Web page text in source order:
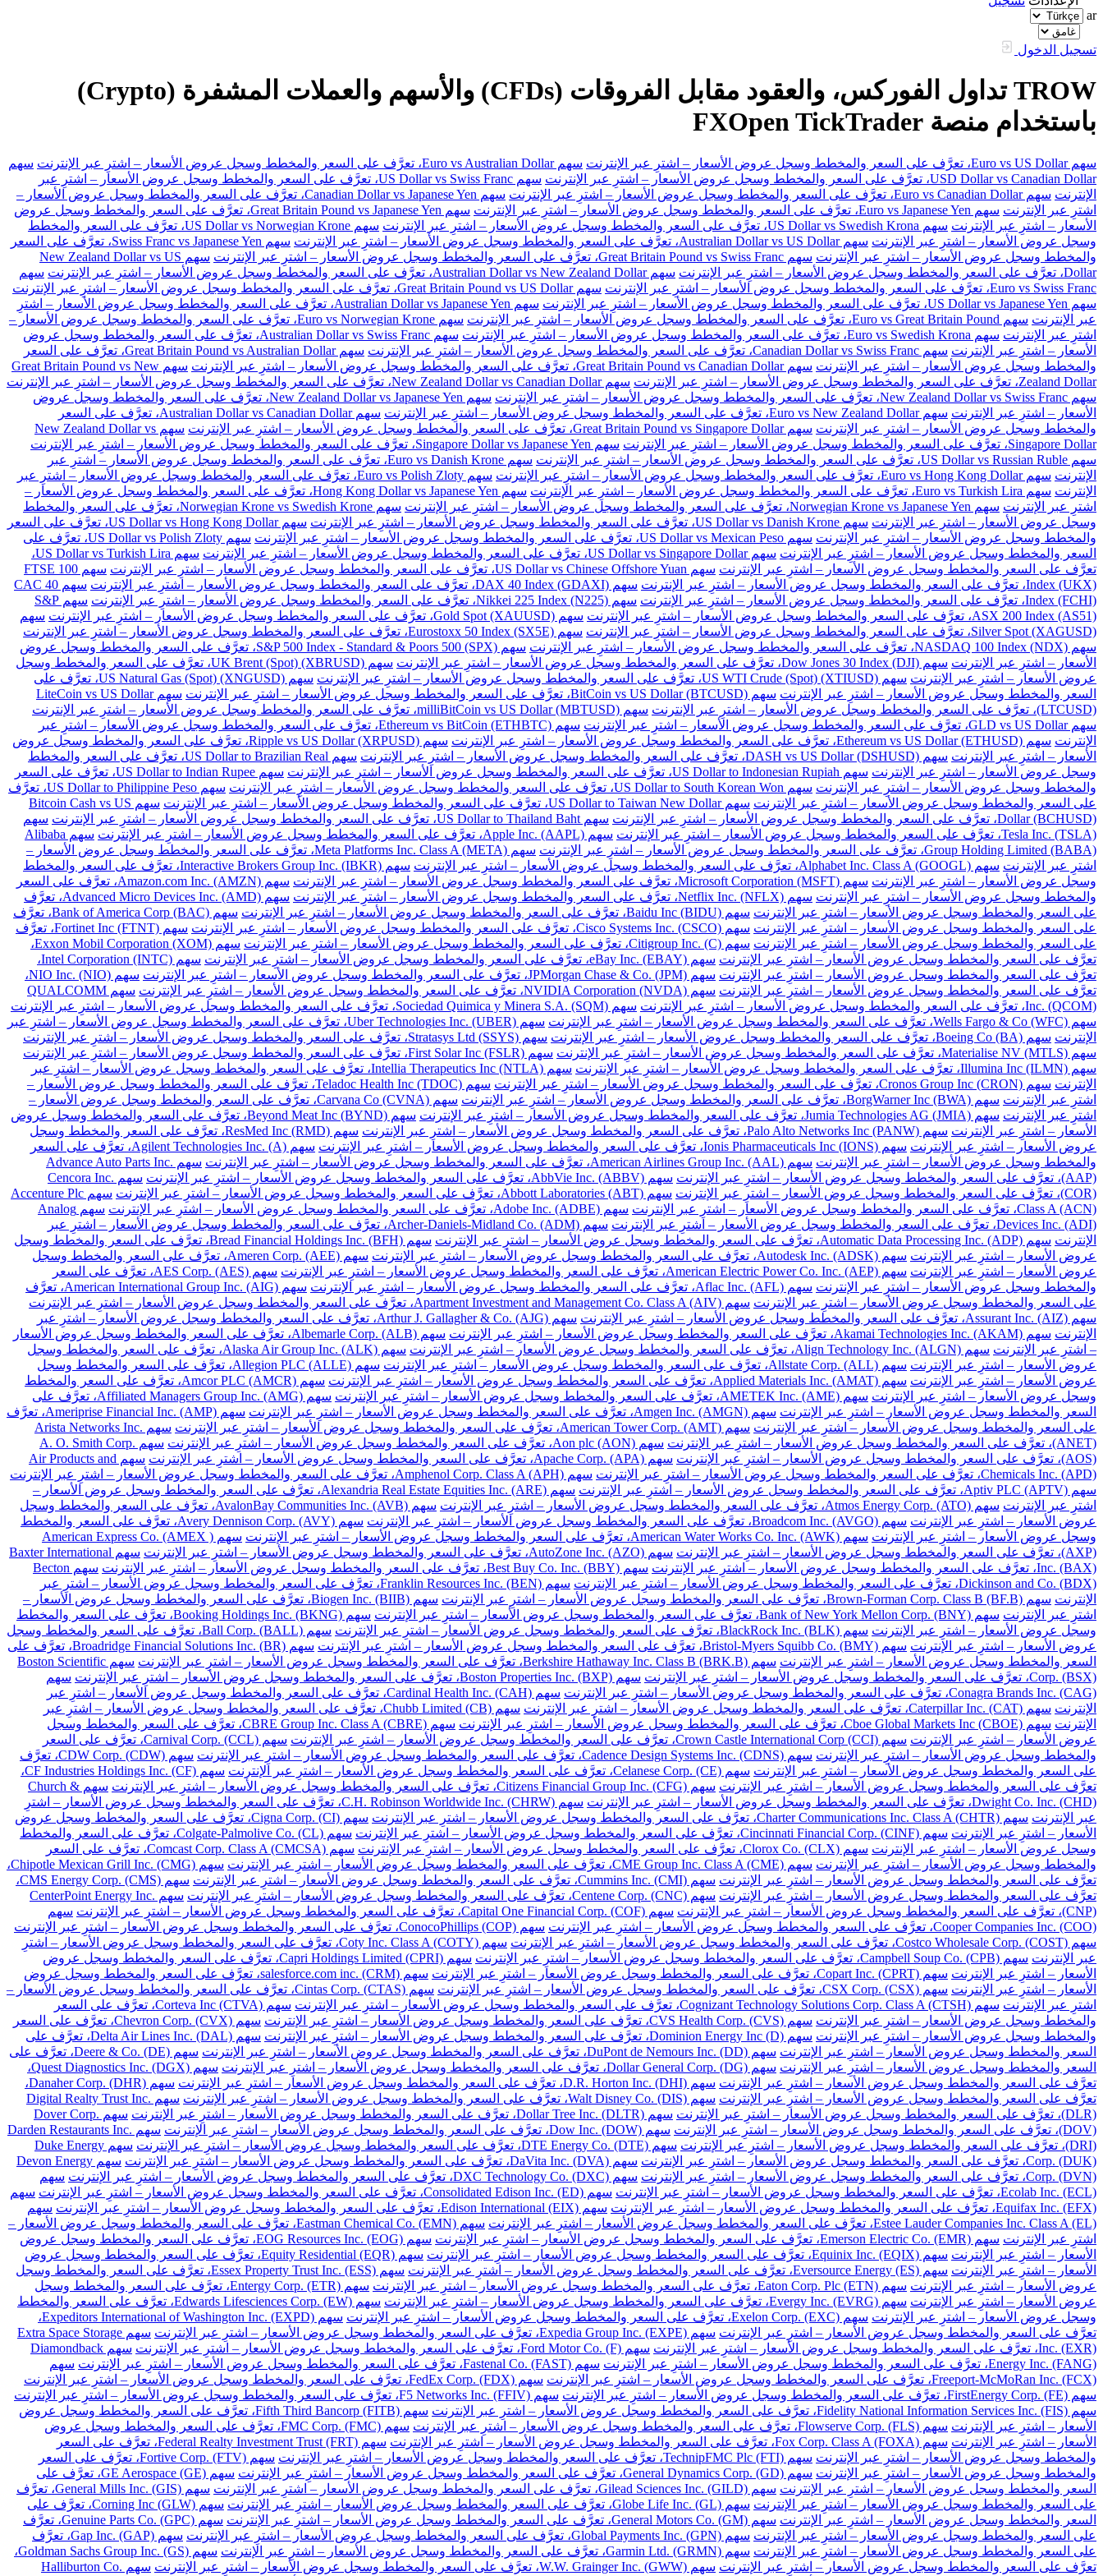
ar
تسجيل الدخول
TROW تداول الفوركس، والعقود مقابل الفروقات (CFDs) والأسهم والعملات المشفرة (Crypto)
باستخدام منصة FXOpen TickTrader
سهم Euro vs US Dollar، تعرَّف على السعر والمخطط وسجل عروض الأسعار – اشترِ عبر الإنترنت سهم Euro vs Australian Dollar، تعرَّف على السعر والمخطط وسجل عروض الأسعار – اشترِ عبر الإنترنت
سهم
USD Dollar vs Canadian Dollar، تعرَّف على السعر والمخطط وسجل عروض الأسعار – اشترِ عبر الإنترنت
سهم US Dollar vs Swiss Franc، تعرَّف على السعر والمخطط وسجل عروض الأسعار – اشترِ عبر
الإنترنت سهم Euro vs Canadian Dollar، تعرَّف على السعر والمخطط وسجل عروض الأسعار – اشترِ عبر الإنترنت
سهم Canadian Dollar vs Japanese Yen، تعرَّف على السعر والمخطط وسجل عروض الأسعار –
اشترِ عبر الإنترنت سهم Euro vs Japanese Yen، تعرَّف على السعر والمخطط وسجل عروض الأسعار – اشترِ عبر الإنترنت
سهم Great Britain Pound vs Japanese Yen، تعرَّف على السعر والمخطط وسجل عروض
الأسعار – اشترِ عبر الإنترنت سهم US Dollar vs Swedish Krona، تعرَّف على السعر والمخطط وسجل عروض الأسعار – اشترِ عبر الإنترنت
سهم US Dollar vs Norwegian Krone، تعرَّف على السعر والمخطط
وسجل عروض الأسعار – اشترِ عبر الإنترنت سهم Australian Dollar vs US Dollar، تعرَّف على السعر والمخطط وسجل عروض الأسعار – اشترِ عبر الإنترنت
سهم Swiss Franc vs Japanese Yen، تعرَّف على السعر
والمخطط وسجل عروض الأسعار – اشترِ عبر الإنترنت سهم Great Britain Pound vs Swiss Franc، تعرَّف على السعر والمخطط وسجل عروض الأسعار – اشترِ عبر الإنترنت
سهم New Zealand Dollar vs US
Dollar، تعرَّف على السعر والمخطط وسجل عروض الأسعار – اشترِ عبر الإنترنت
سهم Australian Dollar vs New Zealand Dollar، تعرَّف على السعر والمخطط وسجل عروض الأسعار – اشترِ عبر الإنترنت
سهم
Euro vs Swiss Franc، تعرَّف على السعر والمخطط وسجل عروض الأسعار – اشترِ عبر الإنترنت
سهم Great Britain Pound vs US Dollar، تعرَّف على السعر والمخطط وسجل عروض الأسعار – اشترِ عبر الإنترنت
سهم US Dollar vs Japanese Yen، تعرَّف على السعر والمخطط وسجل عروض الأسعار – اشترِ عبر الإنترنت
سهم Australian Dollar vs Japanese Yen، تعرَّف على السعر والمخطط وسجل عروض الأسعار – اشترِ
عبر الإنترنت سهم Euro vs Great Britain Pound، تعرَّف على السعر والمخطط وسجل عروض الأسعار – اشترِ عبر الإنترنت
سهم Euro vs Norwegian Krone، تعرَّف على السعر والمخطط وسجل عروض الأسعار –
اشترِ عبر الإنترنت سهم Euro vs Swedish Krona، تعرَّف على السعر والمخطط وسجل عروض الأسعار – اشترِ عبر الإنترنت
سهم Australian Dollar vs Swiss Franc، تعرَّف على السعر والمخطط وسجل عروض
الأسعار – اشترِ عبر الإنترنت سهم Canadian Dollar vs Swiss Franc، تعرَّف على السعر والمخطط وسجل عروض الأسعار – اشترِ عبر الإنترنت
سهم Great Britain Pound vs Australian Dollar، تعرَّف على السعر
والمخطط وسجل عروض الأسعار – اشترِ عبر الإنترنت سهم Great Britain Pound vs Canadian Dollar، تعرَّف على السعر والمخطط وسجل عروض الأسعار – اشترِ عبر الإنترنت
سهم Great Britain Pound vs New
Zealand Dollar، تعرَّف على السعر والمخطط وسجل عروض الأسعار – اشترِ عبر الإنترنت
سهم New Zealand Dollar vs Canadian Dollar، تعرَّف على السعر والمخطط وسجل عروض الأسعار – اشترِ عبر الإنترنت
سهم New Zealand Dollar vs Swiss Franc، تعرَّف على السعر والمخطط وسجل عروض الأسعار – اشترِ عبر الإنترنت
سهم New Zealand Dollar vs Japanese Yen، تعرَّف على السعر والمخطط وسجل عروض
الأسعار – اشترِ عبر الإنترنت سهم Euro vs New Zealand Dollar، تعرَّف على السعر والمخطط وسجل عروض الأسعار – اشترِ عبر الإنترنت
سهم Australian Dollar vs Canadian Dollar، تعرَّف على السعر
والمخطط وسجل عروض الأسعار – اشترِ عبر الإنترنت سهم Great Britain Pound vs Singapore Dollar، تعرَّف على السعر والمخطط وسجل عروض الأسعار – اشترِ عبر الإنترنت
سهم New Zealand Dollar vs
Singapore Dollar، تعرَّف على السعر والمخطط وسجل عروض الأسعار – اشترِ عبر الإنترنت
سهم Singapore Dollar vs Japanese Yen، تعرَّف على السعر والمخطط وسجل عروض الأسعار – اشترِ عبر الإنترنت
سهم US Dollar vs Russian Ruble، تعرَّف على السعر والمخطط وسجل عروض الأسعار – اشترِ عبر الإنترنت
سهم Euro vs Danish Krone، تعرَّف على السعر والمخطط وسجل عروض الأسعار – اشترِ عبر
الإنترنت سهم Euro vs Hong Kong Dollar، تعرَّف على السعر والمخطط وسجل عروض الأسعار – اشترِ عبر الإنترنت
سهم Euro vs Polish Zloty، تعرَّف على السعر والمخطط وسجل عروض الأسعار – اشترِ عبر
الإنترنت سهم Euro vs Turkish Lira، تعرَّف على السعر والمخطط وسجل عروض الأسعار – اشترِ عبر الإنترنت
سهم Hong Kong Dollar vs Japanese Yen، تعرَّف على السعر والمخطط وسجل عروض الأسعار –
اشترِ عبر الإنترنت سهم Norwegian Krone vs Japanese Yen، تعرَّف على السعر والمخطط وسجل عروض الأسعار – اشترِ عبر الإنترنت
سهم Norwegian Krone vs Swedish Krone، تعرَّف على السعر والمخطط
وسجل عروض الأسعار – اشترِ عبر الإنترنت سهم US Dollar vs Danish Krone، تعرَّف على السعر والمخطط وسجل عروض الأسعار – اشترِ عبر الإنترنت
سهم US Dollar vs Hong Kong Dollar، تعرَّف على السعر
والمخطط وسجل عروض الأسعار – اشترِ عبر الإنترنت سهم US Dollar vs Mexican Peso، تعرَّف على السعر والمخطط وسجل عروض الأسعار – اشترِ عبر الإنترنت
سهم US Dollar vs Polish Zloty، تعرَّف على
السعر والمخطط وسجل عروض الأسعار – اشترِ عبر الإنترنت سهم US Dollar vs Singapore Dollar، تعرَّف على السعر والمخطط وسجل عروض الأسعار – اشترِ عبر الإنترنت
سهم US Dollar vs Turkish Lira،
تعرَّف على السعر والمخطط وسجل عروض الأسعار – اشترِ عبر الإنترنت سهم US Dollar vs Chinese Offshore Yuan، تعرَّف على السعر والمخطط وسجل عروض الأسعار – اشترِ عبر الإنترنت
سهم FTSE 100
Index (UKX)، تعرَّف على السعر والمخطط وسجل عروض الأسعار – اشترِ عبر الإنترنت
سهم DAX 40 Index (GDAXI)، تعرَّف على السعر والمخطط وسجل عروض الأسعار – اشترِ عبر الإنترنت
سهم CAC 40
Index (FCHI)، تعرَّف على السعر والمخطط وسجل عروض الأسعار – اشترِ عبر الإنترنت
سهم Nikkei 225 Index (N225)، تعرَّف على السعر والمخطط وسجل عروض الأسعار – اشترِ عبر الإنترنت
سهم S&P
ASX 200 Index (AS51)، تعرَّف على السعر والمخطط وسجل عروض الأسعار – اشترِ عبر الإنترنت
سهم Gold Spot (XAUUSD)، تعرَّف على السعر والمخطط وسجل عروض الأسعار – اشترِ عبر الإنترنت
سهم
Silver Spot (XAGUSD)، تعرَّف على السعر والمخطط وسجل عروض الأسعار – اشترِ عبر الإنترنت
سهم Eurostoxx 50 Index (SX5E)، تعرَّف على السعر والمخطط وسجل عروض الأسعار – اشترِ عبر الإنترنت
سهم NASDAQ 100 Index (NDX)، تعرَّف على السعر والمخطط وسجل عروض الأسعار – اشترِ عبر الإنترنت
سهم S&P 500 Index - Standard & Poors 500 (SPX)، تعرَّف على السعر والمخطط وسجل عروض
الأسعار – اشترِ عبر الإنترنت سهم Dow Jones 30 Index (DJI)، تعرَّف على السعر والمخطط وسجل عروض الأسعار – اشترِ عبر الإنترنت
سهم UK Brent (Spot) (XBRUSD)، تعرَّف على السعر والمخطط وسجل
عروض الأسعار – اشترِ عبر الإنترنت سهم US WTI Crude (Spot) (XTIUSD)، تعرَّف على السعر والمخطط وسجل عروض الأسعار – اشترِ عبر الإنترنت
سهم US Natural Gas (Spot) (XNGUSD)، تعرَّف على
السعر والمخطط وسجل عروض الأسعار – اشترِ عبر الإنترنت سهم BitCoin vs US Dollar (BTCUSD)، تعرَّف على السعر والمخطط وسجل عروض الأسعار – اشترِ عبر الإنترنت
سهم LiteCoin vs US Dollar
(LTCUSD)، تعرَّف على السعر والمخطط وسجل عروض الأسعار – اشترِ عبر الإنترنت
سهم milliBitCoin vs US Dollar (MBTUSD)، تعرَّف على السعر والمخطط وسجل عروض الأسعار – اشترِ عبر الإنترنت
سهم GLD vs US Dollar، تعرَّف على السعر والمخطط وسجل عروض الأسعار – اشترِ عبر الإنترنت
سهم Ethereum vs BitCoin (ETHBTC)، تعرَّف على السعر والمخطط وسجل عروض الأسعار – اشترِ عبر
الإنترنت سهم Ethereum vs US Dollar (ETHUSD)، تعرَّف على السعر والمخطط وسجل عروض الأسعار – اشترِ عبر الإنترنت
سهم Ripple vs US Dollar (XRPUSD)، تعرَّف على السعر والمخطط وسجل عروض
الأسعار – اشترِ عبر الإنترنت سهم DASH vs US Dollar (DSHUSD)، تعرَّف على السعر والمخطط وسجل عروض الأسعار – اشترِ عبر الإنترنت
سهم US Dollar to Brazilian Real، تعرَّف على السعر والمخطط
وسجل عروض الأسعار – اشترِ عبر الإنترنت سهم US Dollar to Indonesian Rupiah، تعرَّف على السعر والمخطط وسجل عروض الأسعار – اشترِ عبر الإنترنت
سهم US Dollar to Indian Rupee، تعرَّف على السعر
والمخطط وسجل عروض الأسعار – اشترِ عبر الإنترنت سهم US Dollar to South Korean Won، تعرَّف على السعر والمخطط وسجل عروض الأسعار – اشترِ عبر الإنترنت
سهم US Dollar to Philippine Peso، تعرَّف
على السعر والمخطط وسجل عروض الأسعار – اشترِ عبر الإنترنت سهم US Dollar to Taiwan New Dollar، تعرَّف على السعر والمخطط وسجل عروض الأسعار – اشترِ عبر الإنترنت
سهم Bitcoin Cash vs US
Dollar (BCHUSD)، تعرَّف على السعر والمخطط وسجل عروض الأسعار – اشترِ عبر الإنترنت
سهم US Dollar to Thailand Baht، تعرَّف على السعر والمخطط وسجل عروض الأسعار – اشترِ عبر الإنترنت
سهم
Tesla Inc. (TSLA)، تعرَّف على السعر والمخطط وسجل عروض الأسعار – اشترِ عبر الإنترنت
سهم Apple Inc. (AAPL)، تعرَّف على السعر والمخطط وسجل عروض الأسعار – اشترِ عبر الإنترنت
سهم Alibaba
Group Holding Limited (BABA)، تعرَّف على السعر والمخطط وسجل عروض الأسعار – اشترِ عبر الإنترنت
سهم Meta Platforms Inc. Class A (META)، تعرَّف على السعر والمخطط وسجل عروض الأسعار –
اشترِ عبر الإنترنت سهم Alphabet Inc. Class A (GOOGL)، تعرَّف على السعر والمخطط وسجل عروض الأسعار – اشترِ عبر الإنترنت
سهم Interactive Brokers Group Inc. (IBKR)، تعرَّف على السعر والمخطط
وسجل عروض الأسعار – اشترِ عبر الإنترنت سهم Microsoft Corporation (MSFT)، تعرَّف على السعر والمخطط وسجل عروض الأسعار – اشترِ عبر الإنترنت
سهم Amazon.com Inc. (AMZN)، تعرَّف على السعر
والمخطط وسجل عروض الأسعار – اشترِ عبر الإنترنت سهم Netflix Inc. (NFLX)، تعرَّف على السعر والمخطط وسجل عروض الأسعار – اشترِ عبر الإنترنت
سهم Advanced Micro Devices Inc. (AMD)، تعرَّف
على السعر والمخطط وسجل عروض الأسعار – اشترِ عبر الإنترنت سهم Baidu Inc (BIDU)، تعرَّف على السعر والمخطط وسجل عروض الأسعار – اشترِ عبر الإنترنت
سهم Bank of America Corp (BAC)، تعرَّف
على السعر والمخطط وسجل عروض الأسعار – اشترِ عبر الإنترنت سهم Cisco Systems Inc. (CSCO)، تعرَّف على السعر والمخطط وسجل عروض الأسعار – اشترِ عبر الإنترنت
سهم Fortinet Inc (FTNT)، تعرَّف
على السعر والمخطط وسجل عروض الأسعار – اشترِ عبر الإنترنت سهم Citigroup Inc. (C)، تعرَّف على السعر والمخطط وسجل عروض الأسعار – اشترِ عبر الإنترنت
سهم Exxon Mobil Corporation (XOM)،
تعرَّف على السعر والمخطط وسجل عروض الأسعار – اشترِ عبر الإنترنت سهم eBay Inc. (EBAY)، تعرَّف على السعر والمخطط وسجل عروض الأسعار – اشترِ عبر الإنترنت
سهم Intel Corporation (INTC)،
تعرَّف على السعر والمخطط وسجل عروض الأسعار – اشترِ عبر الإنترنت سهم JPMorgan Chase & Co. (JPM)، تعرَّف على السعر والمخطط وسجل عروض الأسعار – اشترِ عبر الإنترنت
سهم NIO Inc. (NIO)،
تعرَّف على السعر والمخطط وسجل عروض الأسعار – اشترِ عبر الإنترنت سهم NVIDIA Corporation (NVDA)، تعرَّف على السعر والمخطط وسجل عروض الأسعار – اشترِ عبر الإنترنت
سهم QUALCOMM
Inc. (QCOM)، تعرَّف على السعر والمخطط وسجل عروض الأسعار – اشترِ عبر الإنترنت
سهم Sociedad Quimica y Minera S.A. (SQM)، تعرَّف على السعر والمخطط وسجل عروض الأسعار – اشترِ عبر الإنترنت
سهم Wells Fargo & Co (WFC)، تعرَّف على السعر والمخطط وسجل عروض الأسعار – اشترِ عبر الإنترنت
سهم Uber Technologies Inc. (UBER)، تعرَّف على السعر والمخطط وسجل عروض الأسعار – اشترِ عبر
الإنترنت سهم Boeing Co (BA)، تعرَّف على السعر والمخطط وسجل عروض الأسعار – اشترِ عبر الإنترنت
سهم Stratasys Ltd (SSYS)، تعرَّف على السعر والمخطط وسجل عروض الأسعار – اشترِ عبر الإنترنت
سهم Materialise NV (MTLS)، تعرَّف على السعر والمخطط وسجل عروض الأسعار – اشترِ عبر الإنترنت
سهم First Solar Inc (FSLR)، تعرَّف على السعر والمخطط وسجل عروض الأسعار – اشترِ عبر الإنترنت
سهم Illumina Inc (ILMN)، تعرَّف على السعر والمخطط وسجل عروض الأسعار – اشترِ عبر الإنترنت
سهم Intellia Therapeutics Inc (NTLA)، تعرَّف على السعر والمخطط وسجل عروض الأسعار – اشترِ عبر
الإنترنت سهم Cronos Group Inc (CRON)، تعرَّف على السعر والمخطط وسجل عروض الأسعار – اشترِ عبر الإنترنت
سهم Teladoc Health Inc (TDOC)، تعرَّف على السعر والمخطط وسجل عروض الأسعار –
اشترِ عبر الإنترنت سهم BorgWarner Inc (BWA)، تعرَّف على السعر والمخطط وسجل عروض الأسعار – اشترِ عبر الإنترنت
سهم Carvana Co (CVNA)، تعرَّف على السعر والمخطط وسجل عروض الأسعار –
اشترِ عبر الإنترنت سهم Jumia Technologies AG (JMIA)، تعرَّف على السعر والمخطط وسجل عروض الأسعار – اشترِ عبر الإنترنت
سهم Beyond Meat Inc (BYND)، تعرَّف على السعر والمخطط وسجل عروض
الأسعار – اشترِ عبر الإنترنت سهم Palo Alto Networks Inc (PANW)، تعرَّف على السعر والمخطط وسجل عروض الأسعار – اشترِ عبر الإنترنت
سهم ResMed Inc (RMD)، تعرَّف على السعر والمخطط وسجل
عروض الأسعار – اشترِ عبر الإنترنت سهم Ionis Pharmaceuticals Inc (IONS)، تعرَّف على السعر والمخطط وسجل عروض الأسعار – اشترِ عبر الإنترنت
سهم Agilent Technologies Inc. (A)، تعرَّف على السعر
والمخطط وسجل عروض الأسعار – اشترِ عبر الإنترنت سهم American Airlines Group Inc. (AAL)، تعرَّف على السعر والمخطط وسجل عروض الأسعار – اشترِ عبر الإنترنت
سهم Advance Auto Parts Inc.
(AAP)، تعرَّف على السعر والمخطط وسجل عروض الأسعار – اشترِ عبر الإنترنت
سهم AbbVie Inc. (ABBV)، تعرَّف على السعر والمخطط وسجل عروض الأسعار – اشترِ عبر الإنترنت
سهم Cencora Inc.
(COR)، تعرَّف على السعر والمخطط وسجل عروض الأسعار – اشترِ عبر الإنترنت
سهم Abbott Laboratories (ABT)، تعرَّف على السعر والمخطط وسجل عروض الأسعار – اشترِ عبر الإنترنت
سهم Accenture Plc
Class A (ACN)، تعرَّف على السعر والمخطط وسجل عروض الأسعار – اشترِ عبر الإنترنت
سهم Adobe Inc. (ADBE)، تعرَّف على السعر والمخطط وسجل عروض الأسعار – اشترِ عبر الإنترنت
سهم Analog
Devices Inc. (ADI)، تعرَّف على السعر والمخطط وسجل عروض الأسعار – اشترِ عبر الإنترنت
سهم Archer-Daniels-Midland Co. (ADM)، تعرَّف على السعر والمخطط وسجل عروض الأسعار – اشترِ عبر
الإنترنت سهم Automatic Data Processing Inc. (ADP)، تعرَّف على السعر والمخطط وسجل عروض الأسعار – اشترِ عبر الإنترنت
سهم Bread Financial Holdings Inc. (BFH)، تعرَّف على السعر والمخطط وسجل
عروض الأسعار – اشترِ عبر الإنترنت سهم Autodesk Inc. (ADSK)، تعرَّف على السعر والمخطط وسجل عروض الأسعار – اشترِ عبر الإنترنت
سهم Ameren Corp. (AEE)، تعرَّف على السعر والمخطط وسجل
عروض الأسعار – اشترِ عبر الإنترنت سهم American Electric Power Co. Inc. (AEP)، تعرَّف على السعر والمخطط وسجل عروض الأسعار – اشترِ عبر الإنترنت
سهم AES Corp. (AES)، تعرَّف على السعر
والمخطط وسجل عروض الأسعار – اشترِ عبر الإنترنت سهم Aflac Inc. (AFL)، تعرَّف على السعر والمخطط وسجل عروض الأسعار – اشترِ عبر الإنترنت
سهم American International Group Inc. (AIG)، تعرَّف
على السعر والمخطط وسجل عروض الأسعار – اشترِ عبر الإنترنت سهم Apartment Investment and Management Co. Class A (AIV)، تعرَّف على السعر والمخطط وسجل عروض الأسعار – اشترِ عبر الإنترنت
سهم Assurant Inc. (AIZ)، تعرَّف على السعر والمخطط وسجل عروض الأسعار – اشترِ عبر الإنترنت
سهم Arthur J. Gallagher & Co. (AJG)، تعرَّف على السعر والمخطط وسجل عروض الأسعار – اشترِ عبر
الإنترنت سهم Akamai Technologies Inc. (AKAM)، تعرَّف على السعر والمخطط وسجل عروض الأسعار – اشترِ عبر الإنترنت
سهم Albemarle Corp. (ALB)، تعرَّف على السعر والمخطط وسجل عروض الأسعار
– اشترِ عبر الإنترنت سهم Align Technology Inc. (ALGN)، تعرَّف على السعر والمخطط وسجل عروض الأسعار – اشترِ عبر الإنترنت
سهم Alaska Air Group Inc. (ALK)، تعرَّف على السعر والمخطط وسجل
عروض الأسعار – اشترِ عبر الإنترنت سهم Allstate Corp. (ALL)، تعرَّف على السعر والمخطط وسجل عروض الأسعار – اشترِ عبر الإنترنت
سهم Allegion PLC (ALLE)، تعرَّف على السعر والمخطط وسجل
عروض الأسعار – اشترِ عبر الإنترنت سهم Applied Materials Inc. (AMAT)، تعرَّف على السعر والمخطط وسجل عروض الأسعار – اشترِ عبر الإنترنت
سهم Amcor PLC (AMCR)، تعرَّف على السعر والمخطط
وسجل عروض الأسعار – اشترِ عبر الإنترنت سهم AMETEK Inc. (AME)، تعرَّف على السعر والمخطط وسجل عروض الأسعار – اشترِ عبر الإنترنت
سهم Affiliated Managers Group Inc. (AMG)، تعرَّف على
السعر والمخطط وسجل عروض الأسعار – اشترِ عبر الإنترنت سهم Amgen Inc. (AMGN)، تعرَّف على السعر والمخطط وسجل عروض الأسعار – اشترِ عبر الإنترنت
سهم Ameriprise Financial Inc. (AMP)، تعرَّف
على السعر والمخطط وسجل عروض الأسعار – اشترِ عبر الإنترنت سهم American Tower Corp. (AMT)، تعرَّف على السعر والمخطط وسجل عروض الأسعار – اشترِ عبر الإنترنت
سهم Arista Networks Inc.
(ANET)، تعرَّف على السعر والمخطط وسجل عروض الأسعار – اشترِ عبر الإنترنت
سهم Aon plc (AON)، تعرَّف على السعر والمخطط وسجل عروض الأسعار – اشترِ عبر الإنترنت
سهم A. O. Smith Corp.
(AOS)، تعرَّف على السعر والمخطط وسجل عروض الأسعار – اشترِ عبر الإنترنت
سهم Apache Corp. (APA)، تعرَّف على السعر والمخطط وسجل عروض الأسعار – اشترِ عبر الإنترنت
سهم Air Products and
Chemicals Inc. (APD)، تعرَّف على السعر والمخطط وسجل عروض الأسعار – اشترِ عبر الإنترنت
سهم Amphenol Corp. Class A (APH)، تعرَّف على السعر والمخطط وسجل عروض الأسعار – اشترِ عبر الإنترنت
سهم Aptiv PLC (APTV)، تعرَّف على السعر والمخطط وسجل عروض الأسعار – اشترِ عبر الإنترنت
سهم Alexandria Real Estate Equities Inc. (ARE)، تعرَّف على السعر والمخطط وسجل عروض الأسعار –
اشترِ عبر الإنترنت سهم Atmos Energy Corp. (ATO)، تعرَّف على السعر والمخطط وسجل عروض الأسعار – اشترِ عبر الإنترنت
سهم AvalonBay Communities Inc. (AVB)، تعرَّف على السعر والمخطط وسجل
عروض الأسعار – اشترِ عبر الإنترنت سهم Broadcom Inc. (AVGO)، تعرَّف على السعر والمخطط وسجل عروض الأسعار – اشترِ عبر الإنترنت
سهم Avery Dennison Corp. (AVY)، تعرَّف على السعر والمخطط
وسجل عروض الأسعار – اشترِ عبر الإنترنت سهم American Water Works Co. Inc. (AWK)، تعرَّف على السعر والمخطط وسجل عروض الأسعار – اشترِ عبر الإنترنت
سهم American Express Co. (AMEX )
(AXP)، تعرَّف على السعر والمخطط وسجل عروض الأسعار – اشترِ عبر الإنترنت
سهم AutoZone Inc. (AZO)، تعرَّف على السعر والمخطط وسجل عروض الأسعار – اشترِ عبر الإنترنت
سهم Baxter International
Inc. (BAX)، تعرَّف على السعر والمخطط وسجل عروض الأسعار – اشترِ عبر الإنترنت
سهم Best Buy Co. Inc. (BBY)، تعرَّف على السعر والمخطط وسجل عروض الأسعار – اشترِ عبر الإنترنت
سهم Becton
Dickinson and Co. (BDX)، تعرَّف على السعر والمخطط وسجل عروض الأسعار – اشترِ عبر الإنترنت
سهم Franklin Resources Inc. (BEN)، تعرَّف على السعر والمخطط وسجل عروض الأسعار – اشترِ عبر
الإنترنت سهم Brown-Forman Corp. Class B (BF.B)، تعرَّف على السعر والمخطط وسجل عروض الأسعار – اشترِ عبر الإنترنت
سهم Biogen Inc. (BIIB)، تعرَّف على السعر والمخطط وسجل عروض الأسعار –
اشترِ عبر الإنترنت سهم Bank of New York Mellon Corp. (BNY)، تعرَّف على السعر والمخطط وسجل عروض الأسعار – اشترِ عبر الإنترنت
سهم Booking Holdings Inc. (BKNG)، تعرَّف على السعر والمخطط
وسجل عروض الأسعار – اشترِ عبر الإنترنت سهم BlackRock Inc. (BLK)، تعرَّف على السعر والمخطط وسجل عروض الأسعار – اشترِ عبر الإنترنت
سهم Ball Corp. (BALL)، تعرَّف على السعر والمخطط وسجل
عروض الأسعار – اشترِ عبر الإنترنت سهم Bristol-Myers Squibb Co. (BMY)، تعرَّف على السعر والمخطط وسجل عروض الأسعار – اشترِ عبر الإنترنت
سهم Broadridge Financial Solutions Inc. (BR)، تعرَّف على
السعر والمخطط وسجل عروض الأسعار – اشترِ عبر الإنترنت سهم Berkshire Hathaway Inc. Class B (BRK.B)، تعرَّف على السعر والمخطط وسجل عروض الأسعار – اشترِ عبر الإنترنت
سهم Boston Scientific
Corp. (BSX)، تعرَّف على السعر والمخطط وسجل عروض الأسعار – اشترِ عبر الإنترنت
سهم Boston Properties Inc. (BXP)، تعرَّف على السعر والمخطط وسجل عروض الأسعار – اشترِ عبر الإنترنت
سهم
Conagra Brands Inc. (CAG)، تعرَّف على السعر والمخطط وسجل عروض الأسعار – اشترِ عبر الإنترنت
سهم Cardinal Health Inc. (CAH)، تعرَّف على السعر والمخطط وسجل عروض الأسعار – اشترِ عبر
الإنترنت سهم Caterpillar Inc. (CAT)، تعرَّف على السعر والمخطط وسجل عروض الأسعار – اشترِ عبر الإنترنت
سهم Chubb Limited (CB)، تعرَّف على السعر والمخطط وسجل عروض الأسعار – اشترِ عبر
الإنترنت سهم Cboe Global Markets Inc (CBOE)، تعرَّف على السعر والمخطط وسجل عروض الأسعار – اشترِ عبر الإنترنت
سهم CBRE Group Inc. Class A (CBRE)، تعرَّف على السعر والمخطط وسجل
عروض الأسعار – اشترِ عبر الإنترنت سهم Crown Castle International Corp (CCI)، تعرَّف على السعر والمخطط وسجل عروض الأسعار – اشترِ عبر الإنترنت
سهم Carnival Corp. (CCL)، تعرَّف على السعر
والمخطط وسجل عروض الأسعار – اشترِ عبر الإنترنت سهم Cadence Design Systems Inc. (CDNS)، تعرَّف على السعر والمخطط وسجل عروض الأسعار – اشترِ عبر الإنترنت
سهم CDW Corp. (CDW)، تعرَّف
على السعر والمخطط وسجل عروض الأسعار – اشترِ عبر الإنترنت سهم Celanese Corp. (CE)، تعرَّف على السعر والمخطط وسجل عروض الأسعار – اشترِ عبر الإنترنت
سهم CF Industries Holdings Inc. (CF)،
تعرَّف على السعر والمخطط وسجل عروض الأسعار – اشترِ عبر الإنترنت سهم Citizens Financial Group Inc. (CFG)، تعرَّف على السعر والمخطط وسجل عروض الأسعار – اشترِ عبر الإنترنت
سهم Church &
Dwight Co. Inc. (CHD)، تعرَّف على السعر والمخطط وسجل عروض الأسعار – اشترِ عبر الإنترنت
سهم C.H. Robinson Worldwide Inc. (CHRW)، تعرَّف على السعر والمخطط وسجل عروض الأسعار – اشترِ
عبر الإنترنت سهم Charter Communications Inc. Class A (CHTR)، تعرَّف على السعر والمخطط وسجل عروض الأسعار – اشترِ عبر الإنترنت
سهم Cigna Corp. (CI)، تعرَّف على السعر والمخطط وسجل عروض
الأسعار – اشترِ عبر الإنترنت سهم Cincinnati Financial Corp. (CINF)، تعرَّف على السعر والمخطط وسجل عروض الأسعار – اشترِ عبر الإنترنت
سهم Colgate-Palmolive Co. (CL)، تعرَّف على السعر والمخطط
وسجل عروض الأسعار – اشترِ عبر الإنترنت سهم Clorox Co. (CLX)، تعرَّف على السعر والمخطط وسجل عروض الأسعار – اشترِ عبر الإنترنت
سهم Comcast Corp. Class A (CMCSA)، تعرَّف على السعر
والمخطط وسجل عروض الأسعار – اشترِ عبر الإنترنت سهم CME Group Inc. Class A (CME)، تعرَّف على السعر والمخطط وسجل عروض الأسعار – اشترِ عبر الإنترنت
سهم Chipotle Mexican Grill Inc. (CMG)،
تعرَّف على السعر والمخطط وسجل عروض الأسعار – اشترِ عبر الإنترنت سهم Cummins Inc. (CMI)، تعرَّف على السعر والمخطط وسجل عروض الأسعار – اشترِ عبر الإنترنت
سهم CMS Energy Corp. (CMS)،
تعرَّف على السعر والمخطط وسجل عروض الأسعار – اشترِ عبر الإنترنت سهم Centene Corp. (CNC)، تعرَّف على السعر والمخطط وسجل عروض الأسعار – اشترِ عبر الإنترنت
سهم CenterPoint Energy Inc.
(CNP)، تعرَّف على السعر والمخطط وسجل عروض الأسعار – اشترِ عبر الإنترنت
سهم Capital One Financial Corp. (COF)، تعرَّف على السعر والمخطط وسجل عروض الأسعار – اشترِ عبر الإنترنت
سهم
Cooper Companies Inc. (COO)، تعرَّف على السعر والمخطط وسجل عروض الأسعار – اشترِ عبر الإنترنت
سهم ConocoPhillips (COP)، تعرَّف على السعر والمخطط وسجل عروض الأسعار – اشترِ عبر الإنترنت
سهم Costco Wholesale Corp. (COST)، تعرَّف على السعر والمخطط وسجل عروض الأسعار – اشترِ عبر الإنترنت
سهم Coty Inc. Class A (COTY)، تعرَّف على السعر والمخطط وسجل عروض الأسعار – اشترِ
عبر الإنترنت سهم Campbell Soup Co. (CPB)، تعرَّف على السعر والمخطط وسجل عروض الأسعار – اشترِ عبر الإنترنت
سهم Capri Holdings Limited (CPRI)، تعرَّف على السعر والمخطط وسجل عروض
الأسعار – اشترِ عبر الإنترنت سهم Copart Inc. (CPRT)، تعرَّف على السعر والمخطط وسجل عروض الأسعار – اشترِ عبر الإنترنت
سهم salesforce.com inc. (CRM)، تعرَّف على السعر والمخطط وسجل عروض
الأسعار – اشترِ عبر الإنترنت سهم CSX Corp. (CSX)، تعرَّف على السعر والمخطط وسجل عروض الأسعار – اشترِ عبر الإنترنت
سهم Cintas Corp. (CTAS)، تعرَّف على السعر والمخطط وسجل عروض الأسعار –
اشترِ عبر الإنترنت سهم Cognizant Technology Solutions Corp. Class A (CTSH)، تعرَّف على السعر والمخطط وسجل عروض الأسعار – اشترِ عبر الإنترنت
سهم Corteva Inc (CTVA)، تعرَّف على السعر
والمخطط وسجل عروض الأسعار – اشترِ عبر الإنترنت سهم CVS Health Corp. (CVS)، تعرَّف على السعر والمخطط وسجل عروض الأسعار – اشترِ عبر الإنترنت
سهم Chevron Corp. (CVX)، تعرَّف على السعر
والمخطط وسجل عروض الأسعار – اشترِ عبر الإنترنت سهم Dominion Energy Inc (D)، تعرَّف على السعر والمخطط وسجل عروض الأسعار – اشترِ عبر الإنترنت
سهم Delta Air Lines Inc. (DAL)، تعرَّف على
السعر والمخطط وسجل عروض الأسعار – اشترِ عبر الإنترنت سهم DuPont de Nemours Inc. (DD)، تعرَّف على السعر والمخطط وسجل عروض الأسعار – اشترِ عبر الإنترنت
سهم Deere & Co. (DE)، تعرَّف على
السعر والمخطط وسجل عروض الأسعار – اشترِ عبر الإنترنت سهم Dollar General Corp. (DG)، تعرَّف على السعر والمخطط وسجل عروض الأسعار – اشترِ عبر الإنترنت
سهم Quest Diagnostics Inc. (DGX)،
تعرَّف على السعر والمخطط وسجل عروض الأسعار – اشترِ عبر الإنترنت سهم D.R. Horton Inc. (DHI)، تعرَّف على السعر والمخطط وسجل عروض الأسعار – اشترِ عبر الإنترنت
سهم Danaher Corp. (DHR)،
تعرَّف على السعر والمخطط وسجل عروض الأسعار – اشترِ عبر الإنترنت سهم Walt Disney Co. (DIS)، تعرَّف على السعر والمخطط وسجل عروض الأسعار – اشترِ عبر الإنترنت
سهم Digital Realty Trust Inc.
(DLR)، تعرَّف على السعر والمخطط وسجل عروض الأسعار – اشترِ عبر الإنترنت
سهم Dollar Tree Inc. (DLTR)، تعرَّف على السعر والمخطط وسجل عروض الأسعار – اشترِ عبر الإنترنت
سهم Dover Corp.
(DOV)، تعرَّف على السعر والمخطط وسجل عروض الأسعار – اشترِ عبر الإنترنت
سهم Dow Inc. (DOW)، تعرَّف على السعر والمخطط وسجل عروض الأسعار – اشترِ عبر الإنترنت
سهم Darden Restaurants Inc.
(DRI)، تعرَّف على السعر والمخطط وسجل عروض الأسعار – اشترِ عبر الإنترنت
سهم DTE Energy Co. (DTE)، تعرَّف على السعر والمخطط وسجل عروض الأسعار – اشترِ عبر الإنترنت
سهم Duke Energy
Corp. (DUK)، تعرَّف على السعر والمخطط وسجل عروض الأسعار – اشترِ عبر الإنترنت
سهم DaVita Inc. (DVA)، تعرَّف على السعر والمخطط وسجل عروض الأسعار – اشترِ عبر الإنترنت
سهم Devon Energy
Corp. (DVN)، تعرَّف على السعر والمخطط وسجل عروض الأسعار – اشترِ عبر الإنترنت
سهم DXC Technology Co. (DXC)، تعرَّف على السعر والمخطط وسجل عروض الأسعار – اشترِ عبر الإنترنت
سهم
Ecolab Inc. (ECL)، تعرَّف على السعر والمخطط وسجل عروض الأسعار – اشترِ عبر الإنترنت
سهم Consolidated Edison Inc. (ED)، تعرَّف على السعر والمخطط وسجل عروض الأسعار – اشترِ عبر الإنترنت
سهم
Equifax Inc. (EFX)، تعرَّف على السعر والمخطط وسجل عروض الأسعار – اشترِ عبر الإنترنت
سهم Edison International (EIX)، تعرَّف على السعر والمخطط وسجل عروض الأسعار – اشترِ عبر الإنترنت
سهم
Estee Lauder Companies Inc. Class A (EL)، تعرَّف على السعر والمخطط وسجل عروض الأسعار – اشترِ عبر الإنترنت
سهم Eastman Chemical Co. (EMN)، تعرَّف على السعر والمخطط وسجل عروض الأسعار –
اشترِ عبر الإنترنت سهم Emerson Electric Co. (EMR)، تعرَّف على السعر والمخطط وسجل عروض الأسعار – اشترِ عبر الإنترنت
سهم EOG Resources Inc. (EOG)، تعرَّف على السعر والمخطط وسجل عروض
الأسعار – اشترِ عبر الإنترنت سهم Equinix Inc. (EQIX)، تعرَّف على السعر والمخطط وسجل عروض الأسعار – اشترِ عبر الإنترنت
سهم Equity Residential (EQR)، تعرَّف على السعر والمخطط وسجل عروض
الأسعار – اشترِ عبر الإنترنت سهم Eversource Energy (ES)، تعرَّف على السعر والمخطط وسجل عروض الأسعار – اشترِ عبر الإنترنت
سهم Essex Property Trust Inc. (ESS)، تعرَّف على السعر والمخطط وسجل
عروض الأسعار – اشترِ عبر الإنترنت سهم Eaton Corp. Plc (ETN)، تعرَّف على السعر والمخطط وسجل عروض الأسعار – اشترِ عبر الإنترنت
سهم Entergy Corp. (ETR)، تعرَّف على السعر والمخطط وسجل
عروض الأسعار – اشترِ عبر الإنترنت سهم Evergy Inc. (EVRG)، تعرَّف على السعر والمخطط وسجل عروض الأسعار – اشترِ عبر الإنترنت
سهم Edwards Lifesciences Corp. (EW)، تعرَّف على السعر والمخطط
وسجل عروض الأسعار – اشترِ عبر الإنترنت سهم Exelon Corp. (EXC)، تعرَّف على السعر والمخطط وسجل عروض الأسعار – اشترِ عبر الإنترنت
سهم Expeditors International of Washington Inc. (EXPD)،
تعرَّف على السعر والمخطط وسجل عروض الأسعار – اشترِ عبر الإنترنت سهم Expedia Group Inc. (EXPE)، تعرَّف على السعر والمخطط وسجل عروض الأسعار – اشترِ عبر الإنترنت
سهم Extra Space Storage
Inc. (EXR)، تعرَّف على السعر والمخطط وسجل عروض الأسعار – اشترِ عبر الإنترنت
سهم Ford Motor Co. (F)، تعرَّف على السعر والمخطط وسجل عروض الأسعار – اشترِ عبر الإنترنت
سهم Diamondback
Energy Inc. (FANG)، تعرَّف على السعر والمخطط وسجل عروض الأسعار – اشترِ عبر الإنترنت
سهم Fastenal Co. (FAST)، تعرَّف على السعر والمخطط وسجل عروض الأسعار – اشترِ عبر الإنترنت
سهم
Freeport-McMoRan Inc. (FCX)، تعرَّف على السعر والمخطط وسجل عروض الأسعار – اشترِ عبر الإنترنت
سهم FedEx Corp. (FDX)، تعرَّف على السعر والمخطط وسجل عروض الأسعار – اشترِ عبر الإنترنت
سهم FirstEnergy Corp. (FE)، تعرَّف على السعر والمخطط وسجل عروض الأسعار – اشترِ عبر الإنترنت
سهم F5 Networks Inc. (FFIV)، تعرَّف على السعر والمخطط وسجل عروض الأسعار – اشترِ عبر الإنترنت
سهم Fidelity National Information Services Inc. (FIS)، تعرَّف على السعر والمخطط وسجل عروض الأسعار – اشترِ عبر الإنترنت
سهم Fifth Third Bancorp (FITB)، تعرَّف على السعر والمخطط وسجل عروض
الأسعار – اشترِ عبر الإنترنت سهم Flowserve Corp. (FLS)، تعرَّف على السعر والمخطط وسجل عروض الأسعار – اشترِ عبر الإنترنت
سهم FMC Corp. (FMC)، تعرَّف على السعر والمخطط وسجل عروض
الأسعار – اشترِ عبر الإنترنت سهم Fox Corp. Class A (FOXA)، تعرَّف على السعر والمخطط وسجل عروض الأسعار – اشترِ عبر الإنترنت
سهم Federal Realty Investment Trust (FRT)، تعرَّف على السعر
والمخطط وسجل عروض الأسعار – اشترِ عبر الإنترنت سهم TechnipFMC Plc (FTI)، تعرَّف على السعر والمخطط وسجل عروض الأسعار – اشترِ عبر الإنترنت
سهم Fortive Corp. (FTV)، تعرَّف على السعر
والمخطط وسجل عروض الأسعار – اشترِ عبر الإنترنت سهم General Dynamics Corp. (GD)، تعرَّف على السعر والمخطط وسجل عروض الأسعار – اشترِ عبر الإنترنت
سهم GE Aerospace (GE)، تعرَّف على
السعر والمخطط وسجل عروض الأسعار – اشترِ عبر الإنترنت سهم Gilead Sciences Inc. (GILD)، تعرَّف على السعر والمخطط وسجل عروض الأسعار – اشترِ عبر الإنترنت
سهم General Mills Inc. (GIS)، تعرَّف
على السعر والمخطط وسجل عروض الأسعار – اشترِ عبر الإنترنت سهم Globe Life Inc. (GL)، تعرَّف على السعر والمخطط وسجل عروض الأسعار – اشترِ عبر الإنترنت
سهم Corning Inc (GLW)، تعرَّف على
السعر والمخطط وسجل عروض الأسعار – اشترِ عبر الإنترنت سهم General Motors Co. (GM)، تعرَّف على السعر والمخطط وسجل عروض الأسعار – اشترِ عبر الإنترنت
سهم Genuine Parts Co. (GPC)، تعرَّف
على السعر والمخطط وسجل عروض الأسعار – اشترِ عبر الإنترنت سهم Global Payments Inc. (GPN)، تعرَّف على السعر والمخطط وسجل عروض الأسعار – اشترِ عبر الإنترنت
سهم Gap Inc. (GAP)، تعرَّف
على السعر والمخطط وسجل عروض الأسعار – اشترِ عبر الإنترنت سهم Garmin Ltd. (GRMN)، تعرَّف على السعر والمخطط وسجل عروض الأسعار – اشترِ عبر الإنترنت
سهم Goldman Sachs Group Inc. (GS)،
تعرَّف على السعر والمخطط وسجل عروض الأسعار – اشترِ عبر الإنترنت سهم W.W. Grainger Inc. (GWW)، تعرَّف على السعر والمخطط وسجل عروض الأسعار – اشترِ عبر الإنترنت
سهم Halliburton Co.